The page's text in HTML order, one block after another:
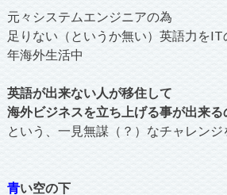
元々システムエンジニアの為
足りない（というか無い）英語力をIT
年海外生活中
英語が出来ない人が移住して
海外ビジネスを立ち上げる事が出来る
という、一見無謀（？）なチャレンジ
青い空の下